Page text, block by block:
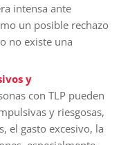
intensa ante
un posible rechazo
no existe una
y
con TLP pueden
y riesgosas,
el gasto excesivo, la